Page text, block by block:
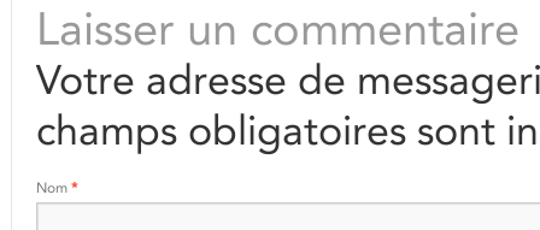
Laisser un commentaire
Votre adresse de
champs obligatoires sont
Nom *